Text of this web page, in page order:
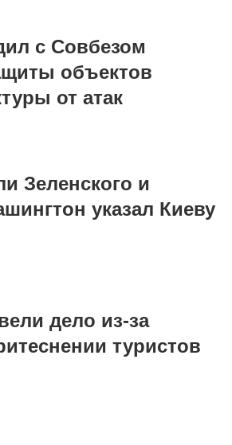
с Совбезом
объектов
от атак
Зеленского и
указал Киеву
дело из-за
туристов